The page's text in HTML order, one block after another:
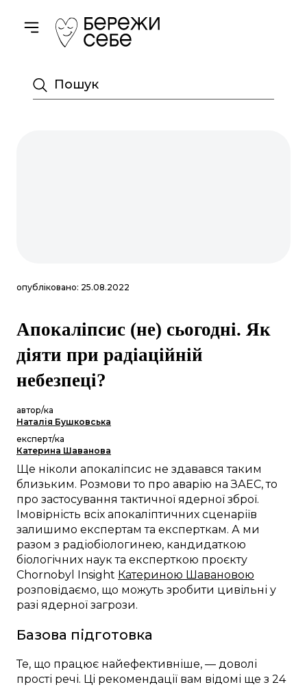
Toggle navigation
Пошук
опубліковано: 25.08.2022
Апокаліпсис (не) сьогодні. Як
діяти при радіаційній
небезпеці?
автор/ка
Наталія Бушковська
експерт/ка
Катерина Шаванова
Ще ніколи апокаліпсис не здавався таким
близьким. Розмови то про аварію на ЗАЕС, то
про застосування тактичної ядерної зброї.
Імовірність всіх апокаліптичних сценаріїв
залишимо експертам та експерткам. А ми
разом з радіобіологинею, кандидаткою
біологічних наук та експерткою проєкту
Chornobyl Insight Катериною Шавановою
розповідаємо, що можуть зробити цивільні у
разі ядерної загрози.
Базова підготовка
Те, що працює найефективніше, — доволі
прості речі. Ці рекомендації вам відомі ще з 24